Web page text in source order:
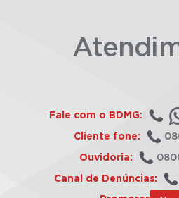
Fale com o BDMG:
Cliente fone:
Ouvidoria:
Canal de Denúncias: